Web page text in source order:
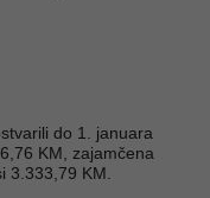
do 1. januara
KM, zajamčena
3.333,79 KM.